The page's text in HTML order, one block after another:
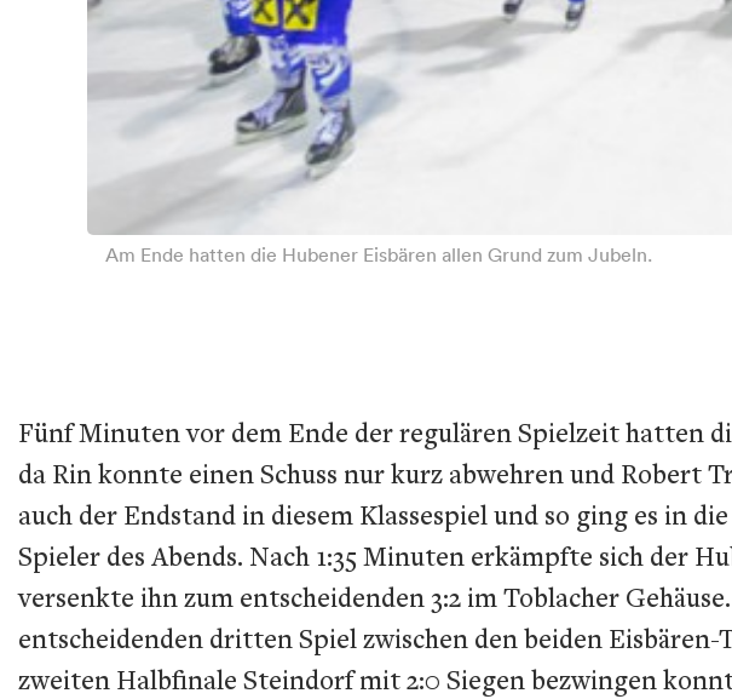
Am Ende hatten die Hubener Eisbären allen Grund zum Jubeln.
Fünf Minuten vor dem Ende der regulären Spielzeit hatten
da Rin konnte einen Schuss nur kurz abwehren und Robert
auch der Endstand in diesem Klassespiel und so ging es
Spieler des Abends. Nach 1:35 Minuten erkämpfte sich der
versenkte ihn zum entscheidenden 3:2 im Toblacher
entscheidenden dritten Spiel zwischen den beiden
zweiten Halbfinale Steindorf mit 2:0 Siegen bezwingen